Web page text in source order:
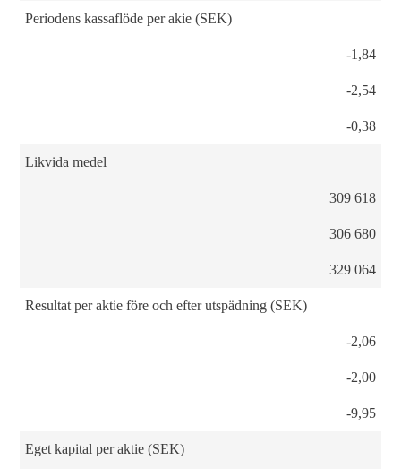
Periodens kassaflöde per akie (SEK)
-1,84
-2,54
-0,38
Likvida medel
309 618
306 680
329 064
Resultat per aktie före och efter utspädning (SEK)
-2,06
-2,00
-9,95
Eget kapital per aktie (SEK)